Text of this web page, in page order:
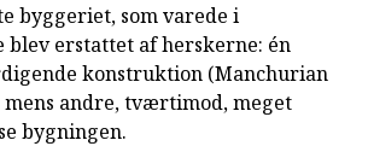
byggeriet, som varede i
blev erstattet af herskerne: én
konstruktion (Manchurian
mens andre, tværtimod, meget
bygningen.